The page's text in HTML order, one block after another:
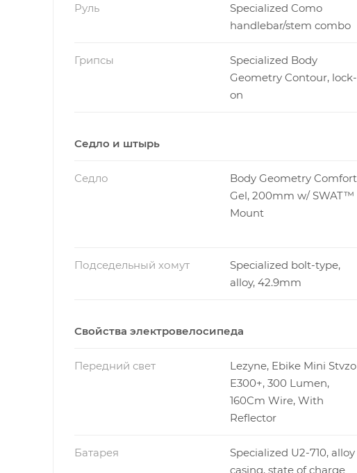
Руль
Specialized Como
handlebar/stem combo
Грипсы
Specialized Body
Geometry Contour, lock-
on
Седло и штырь
Седло
Body Geometry Comfort
Gel, 200mm w/ SWAT™
Mount
Подседельный хомут
Specialized bolt-type,
alloy, 42.9mm
Свойства электровелосипеда
Передний свет
Lezyne, Ebike Mini Stvzo
E300+, 300 Lumen,
160Cm Wire, With
Reflector
Батарея
Specialized U2-710, alloy
casing, state of charge